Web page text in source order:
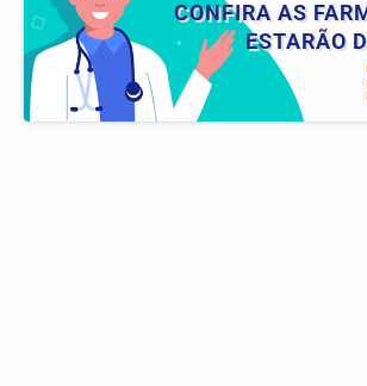
CONFIRA AS
ESTARÃO